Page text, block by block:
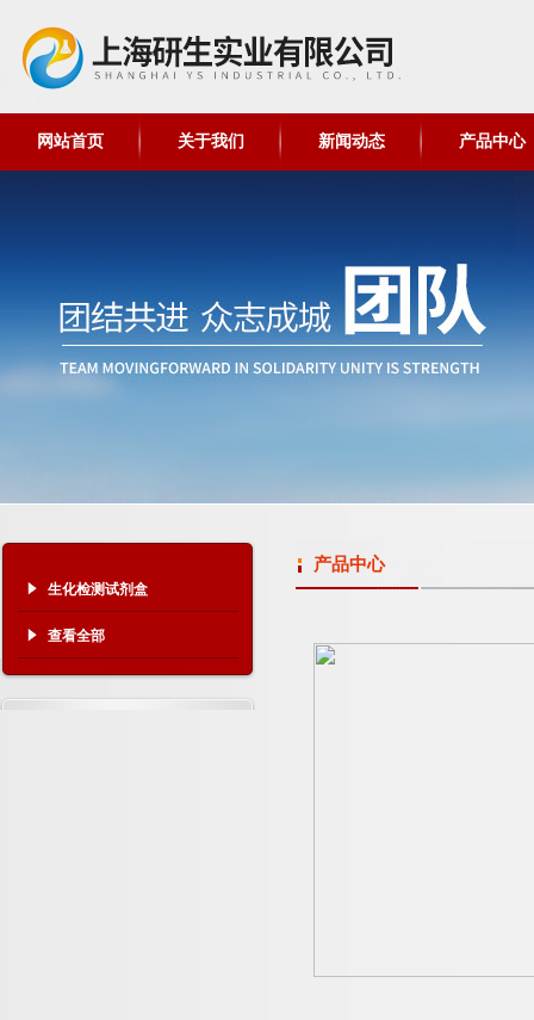
网站首页 关于我们 新闻动态 产品中心
生化检测试剂盒
查看全部
产品中心